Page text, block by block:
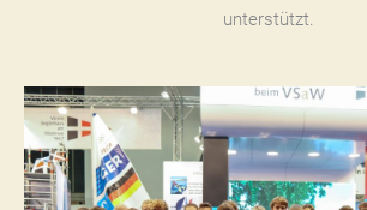
unterstützt.